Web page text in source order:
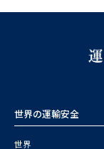
世界の運輸安全
世界